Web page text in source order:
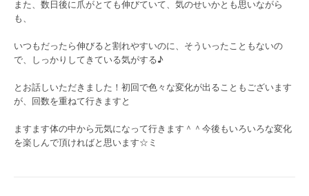
また、数日後に爪がとても伸びていて、気のせいかとも思いながら
も、
いつもだったら伸びると割れやすいのに、そういったこともないの
で、しっかりしてきている気がする♪
とお話しいただきました！初回で色々な変化が出ることもございます
が、回数を重ねて行きますと
ますます体の中から元気になって行きます＾＾今後もいろいろな変化
を楽しんで頂ければと思います☆ミ